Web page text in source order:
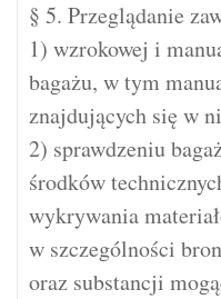
§ 5. Przeglądanie
1) wzrokowej i
bagażu, w tym
znajdujących się w
2) sprawdzeniu
środków
wykrywania
w szczególności
oraz substancji